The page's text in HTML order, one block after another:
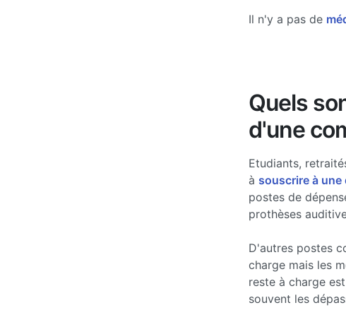
Il n'y a pas de
Quels
d'une
Etudiants,
à souscrire à
postes de
prothèses
D'autres postes
charge mais les
reste à charge
souvent les